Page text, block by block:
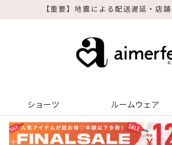
ショーツ ルームウェア